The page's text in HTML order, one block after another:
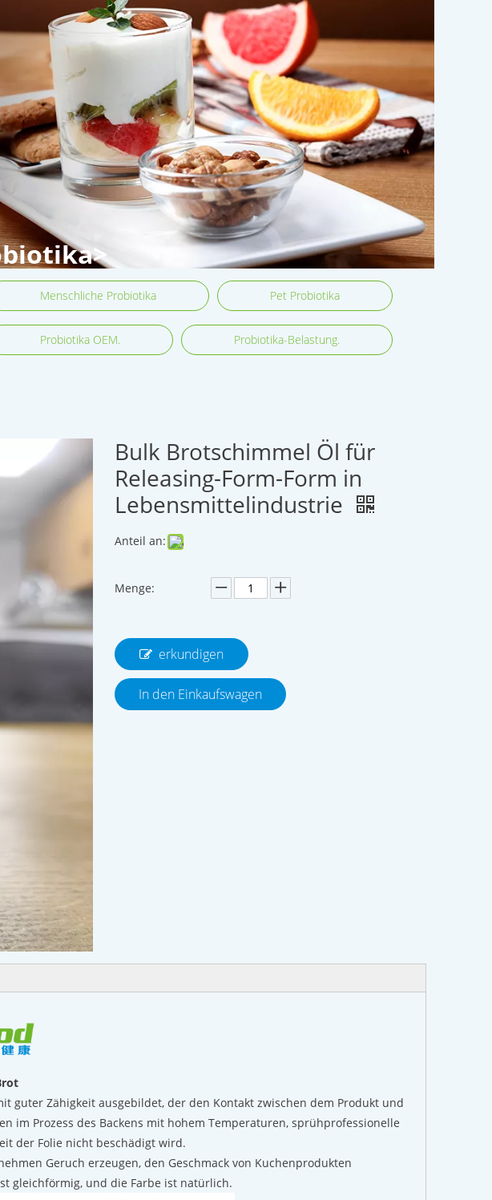
Menschliche Probiotika Pet Probiotika
Probiotika OEM. Probiotika-Belastung.
Bulk Brotschimmel Öl für
Releasing-Form-Form in
Lebensmittelindustrie
Anteil an:
Menge:
erkundigen
In den Einkaufswagen
guter Zähigkeit ausgebildet, der den Kontakt zwischen dem Produkt und
im Prozess des Backens mit hohem Temperaturen, sprühprofessionelle
der Folie nicht beschädigt wird.
Geruch erzeugen, den Geschmack von Kuchenprodukten
gleichförmig, und die Farbe ist natürlich.